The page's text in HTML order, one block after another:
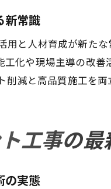
デジタル技術導入
プラント工事
現場管理を進
AIやIoTが実現
費用最適化を
新常識
と人材育成が新た
工化や現場主導の改
削減と高品質施工を
工事の
の実態